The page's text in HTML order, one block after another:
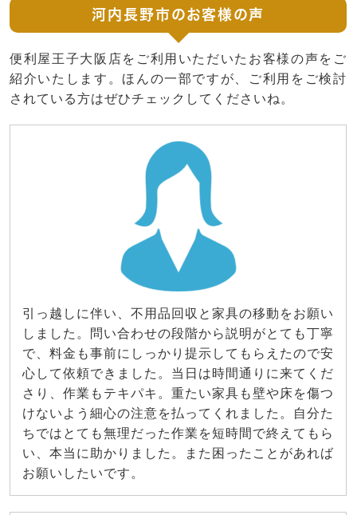
河内長野市のお客様の声
便利屋王子大阪店をご利用いただいたお客様の声をご
紹介いたします。ほんの一部ですが、ご利用をご検討
されている方はぜひチェックしてくださいね。
引っ越しに伴い、不用品回収と家具の移動をお願い
しました。問い合わせの段階から説明がとても丁寧
で、料金も事前にしっかり提示してもらえたので安
心して依頼できました。当日は時間通りに来てくだ
さり、作業もテキパキ。重たい家具も壁や床を傷つ
けないよう細心の注意を払ってくれました。自分た
ちではとても無理だった作業を短時間で終えてもら
い、本当に助かりました。また困ったことがあれば
お願いしたいです。